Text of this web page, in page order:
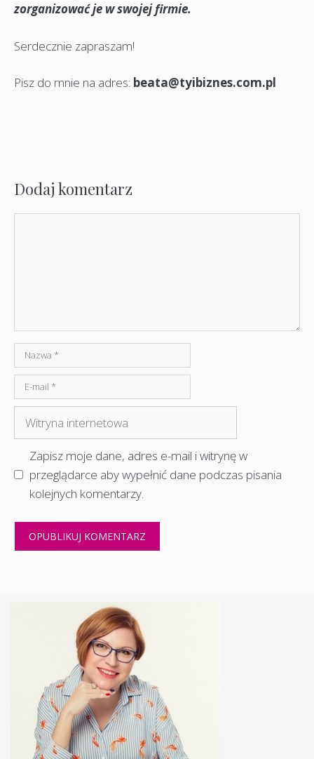
zorganizować je w swojej firmie.
Serdecznie zapraszam!
Pisz do mnie na adres: beata@tyibiznes.com.pl
Dodaj komentarz
Nazwa
mail
Witryna
internetowa
Zapisz moje dane, adres e-mail i witrynę w
przeglądarce aby wypełnić dane podczas pisania
kolejnych komentarzy.